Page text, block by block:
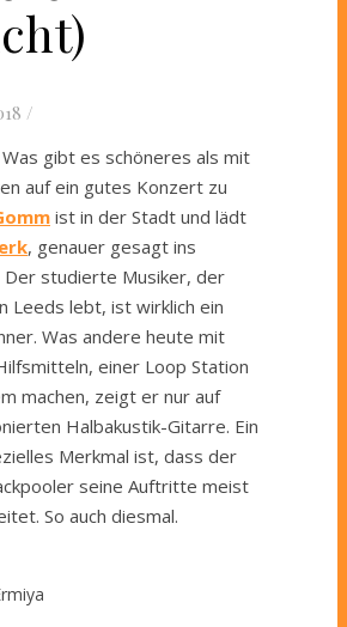
/
gibt es schöneres als mit
auf ein gutes Konzert zu
ist in der Stadt und lädt
, genauer gesagt ins
Der studierte Musiker, der
Leeds lebt, ist wirklich ein
Was andere heute mit
einer Loop Station
machen, zeigt er nur auf
Halbakustik-Gitarre. Ein
Merkmal ist, dass der
seine Auftritte meist
So auch diesmal.